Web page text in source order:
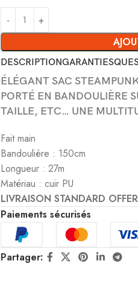
DESCRIPTIONGARANTIES
ÉLÉGANT SAC
PORTÉ EN BANDOULIÈRE
TAILLE, ETC… UNE
Fait main
Bandoulière : 150cm
Longueur : 27m
Matériau : cuir PU
LIVRAISON STANDARD
Paiements sécurisés
Partager: